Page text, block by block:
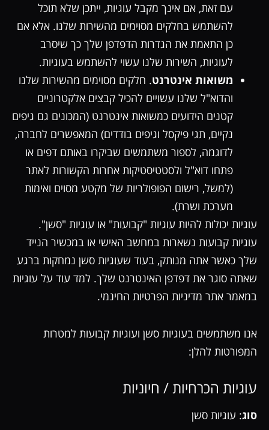
עם זאת, אם אינך מקבל עוגיות, ייתכן שלא תוכל
להשתמש בחלקים מסוימים מהשירות שלנו. אלא אם
כן התאמת את הגדרות הדפדפן שלך כך שיסרב
לעוגיות, השירות שלנו עשוי להשתמש בעוגיות.
משואות אינטרנט. חלקים מסוימים מהשירות שלנו
והדוא"ל שלנו עשויים להכיל קבצים אלקטרוניים
קטנים הידועים כמשואות אינטרנט (המכונים גם גיפים
נקיים, תגי פיקסל וגיפים בודדים) המאפשרים לחברה,
לדוגמה, לספור משתמשים שביקרו באותם דפים או
פתחו דוא"ל ולסטטיסטיקות אחרות הקשורות לאתר
(למשל, רישום הפופולריות של מקטע מסוים ואימות
מערכת ושרת).
עוגיות יכולות להיות עוגיות "קבועות" או עוגיות "סשן".
עוגיות קבועות נשארות במחשב האישי או במכשיר הנייד
שלך כאשר אתה מנותק, בעוד שעוגיות סשן נמחקות ברגע
שאתה סוגר את דפדפן האינטרנט שלך. למד עוד על עוגיות
במאמר אתר מדיניות הפרטיות החינמי.
אנו משתמשים בעוגיות סשן ועוגיות קבועות למטרות
המפורטות להלן:
עוגיות הכרחיות / חיוניות
סוג: עוגיות סשן